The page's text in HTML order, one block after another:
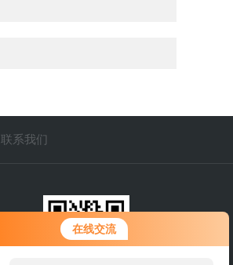
在线交流
您好！欢迎前来咨询，很高兴为您
服务，请问您要咨询什么问题呢？
联系我们